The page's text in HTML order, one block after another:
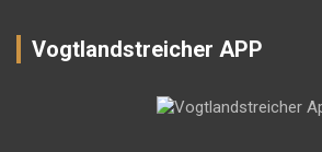
Vogtlandstreicher APP